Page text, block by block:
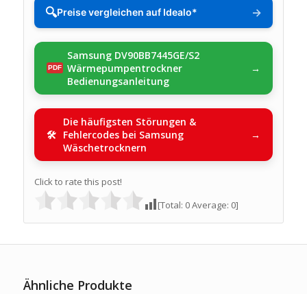
🔍Preise vergleichen auf Idealo* →
Samsung DV90BB7445GE/S2
Wärmepumpentrockner
Bedienungsanleitung
Die häufigsten Störungen &
Fehlercodes bei Samsung
Wäschetrocknern
Click to rate this post!
[Total: 0Average: 0]
Ähnliche Produkte